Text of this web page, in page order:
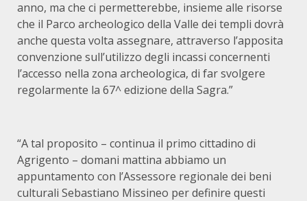
anno, ma che ci permetterebbe, insieme alle risorse
che il Parco archeologico della Valle dei templi dovrà
anche questa volta assegnare, attraverso l’apposita
convenzione sull’utilizzo degli incassi concernenti
l’accesso nella zona archeologica, di far svolgere
regolarmente la 67^ edizione della Sagra.”
“A tal proposito – continua il primo cittadino di
Agrigento – domani mattina abbiamo un
appuntamento con l’Assessore regionale dei beni
culturali Sebastiano Missineo per definire questi